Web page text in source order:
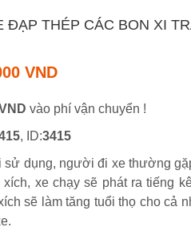
ĐẠP THÉP CÁC BON XI
VND
vào phí vận chuyển !
, ID:3415
sử dụng, người đi xe thường
xích, xe chạy sẽ phát ra tiếng
sẽ làm tăng tuổi thọ cho cả